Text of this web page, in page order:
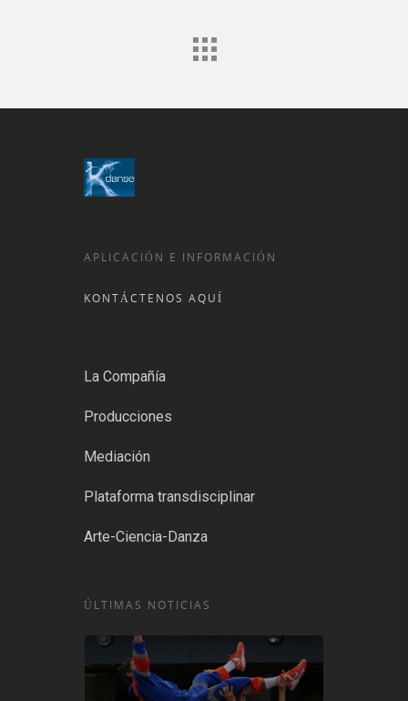
APLICACIÓN E INFORMACIÓN
KONTÁCTENOS AQUÍ
La Compañía
Producciones
Mediación
Plataforma transdisciplinar
Arte-Ciencia-Danza
ÚLTIMAS NOTICIAS